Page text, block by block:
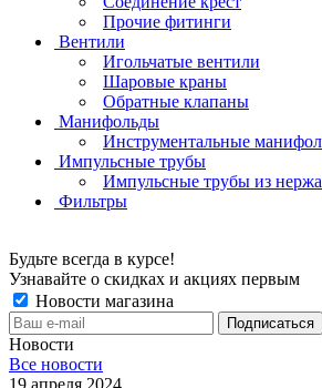
Прочие фитинги
Вентили
Игольчатые вентили
Шаровые краны
Обратные клапаны
Манифольды
Инструментальные
Импульсные трубы
Импульсные трубы из
Фильтры
Будьте всегда в курсе!
Узнавайте о скидках и акциях первым
Новости магазина
Новости
Все новости
19 апреля 2024